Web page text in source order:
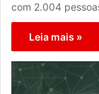
com 2.004
Leia mais »